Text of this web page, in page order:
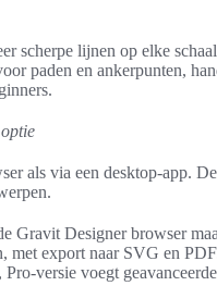
scherpe lijnen op elke
paden en ankerpunten,
als via een desktop-app.
Gravit Designer browser
met export naar SVG en
versie voegt